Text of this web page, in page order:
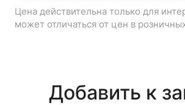
Цена действительна только для
может отличаться от цен в
Добавить к